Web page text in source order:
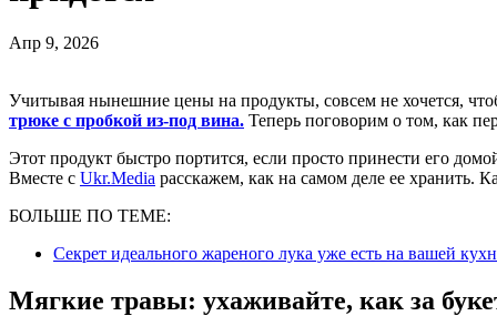
Апр 9, 2026
Учитывая нынешние цены на продукты, совсем не хочется,
трюке с пробкой из-под вина. Теперь поговорим о том, как
Этот продукт быстро портится, если просто принести его
Вместе с Ukr.Media расскажем, как на самом деле ее хранить.
БОЛЬШЕ ПО ТЕМЕ:
Секрет идеального жареного лука уже есть на вашей
Мягкие травы: ухаживайте, как за